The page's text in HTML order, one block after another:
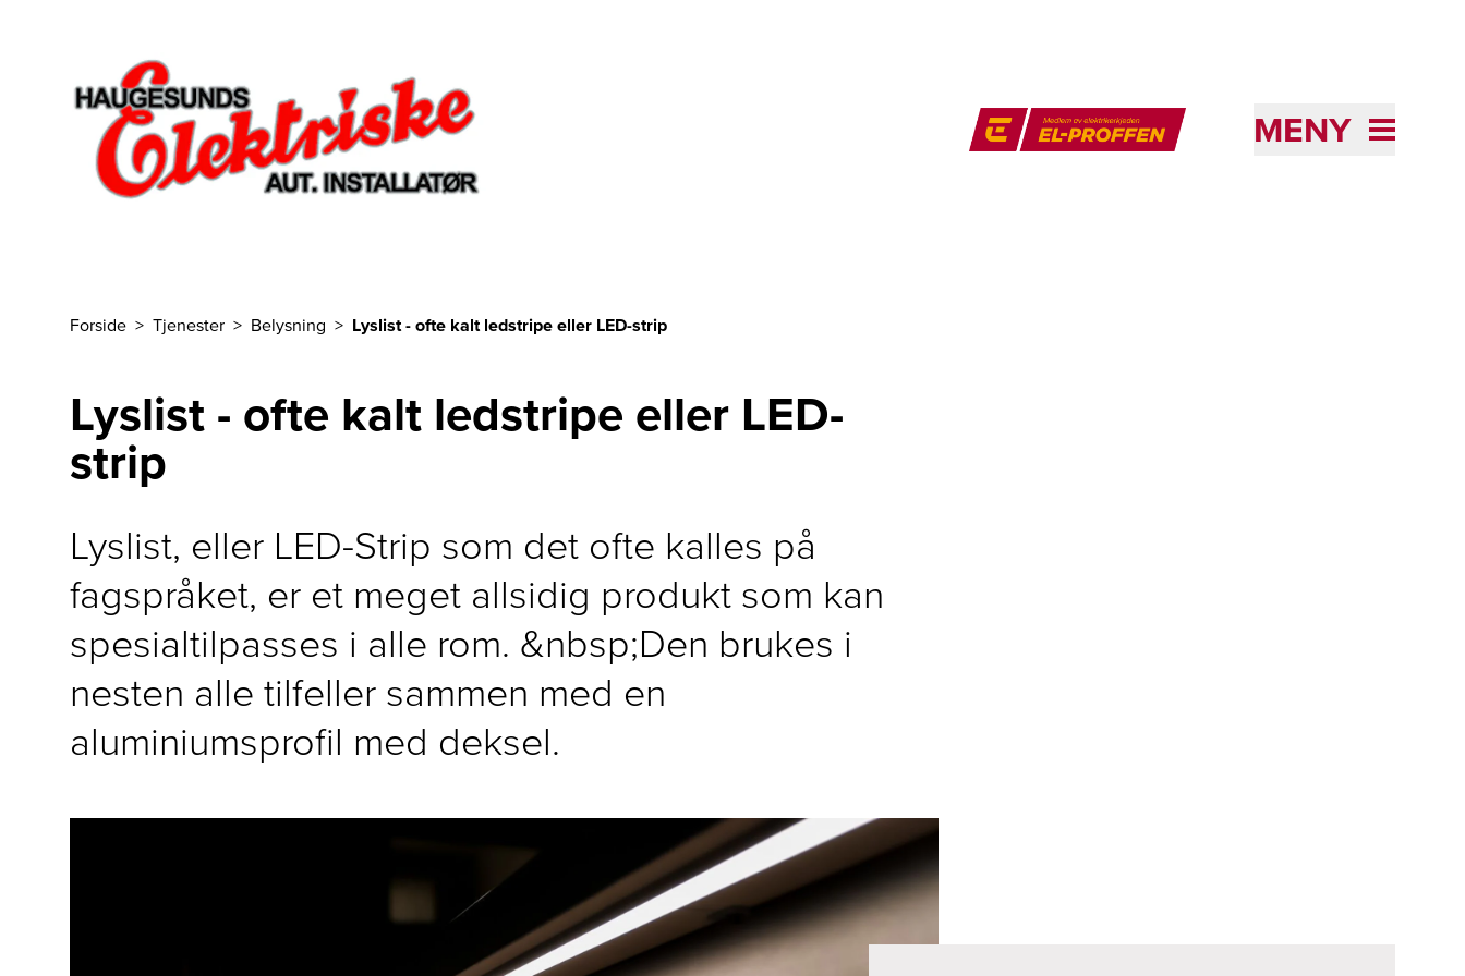
MENY
Forside Tjenester Belysning Lyslist - ofte kalt ledstripe eller LED-strip
Lyslist - ofte kalt ledstripe eller LED-
strip
Lyslist, eller LED-Strip som det ofte kalles på
fagspråket, er et meget allsidig produkt som kan
spesialtilpasses i alle rom. &nbsp;Den brukes i
nesten alle tilfeller sammen med en
aluminiumsprofil med deksel.